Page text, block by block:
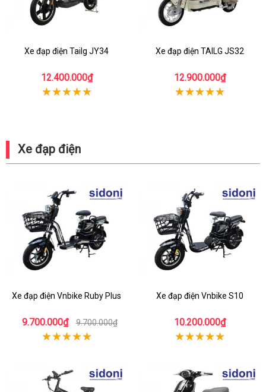
Xe đạp điện Tailg JY34
12.400.000₫
Xe đạp điện TAILG JS32
12.900.000₫
Xe đạp điện
Xe đạp điện Vnbike Ruby Plus
9.700.000₫ 9.700.000₫
Xe đạp điện Vnbike S10
10.200.000₫